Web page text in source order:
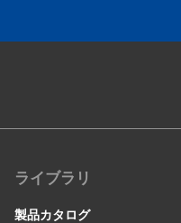
ライブラリ
製品カタログ